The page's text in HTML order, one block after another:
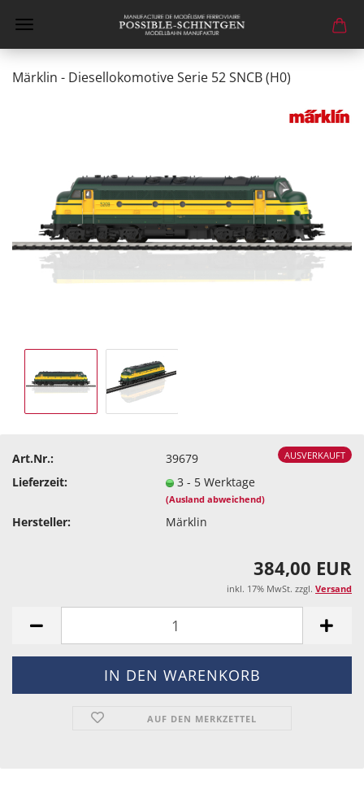
Märklin - Diesellokomotive Serie 52 SNCB (H0)
AUSVERKAUFT
Art.Nr.:
39679
Lieferzeit:
3 - 5 Werktage
(Ausland abweichend)
Hersteller: Märklin
384,00 EUR
inkl. 17% MwSt. zzgl. Versand
AUF DEN MERKZETTEL